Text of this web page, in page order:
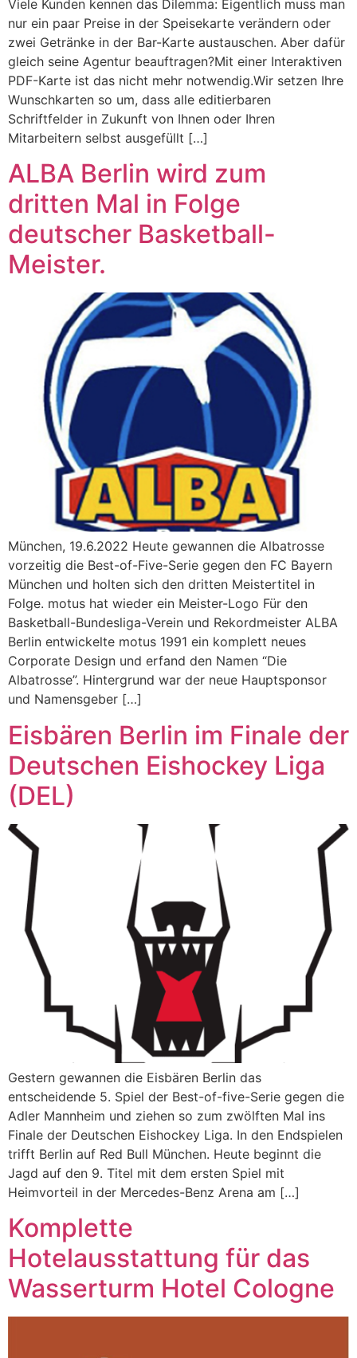
Viele Kunden kennen das Dilemma: Eigentlich muss man
nur ein paar Preise in der Speisekarte verändern oder
zwei Getränke in der Bar-Karte austauschen. Aber dafür
gleich seine Agentur beauftragen?Mit einer Interaktiven
PDF-Karte ist das nicht mehr notwendig.Wir setzen Ihre
Wunschkarten so um, dass alle editierbaren
Schriftfelder in Zukunft von Ihnen oder Ihren
Mitarbeitern selbst ausgefüllt […]
ALBA Berlin wird zum
dritten Mal in Folge
deutscher Basketball-
Meister.
München, 19.6.2022 Heute gewannen die Albatrosse
vorzeitig die Best-of-Five-Serie gegen den FC Bayern
München und holten sich den dritten Meistertitel in
Folge. motus hat wieder ein Meister-Logo Für den
Basketball-Bundesliga-Verein und Rekordmeister ALBA
Berlin entwickelte motus 1991 ein komplett neues
Corporate Design und erfand den Namen “Die
Albatrosse”. Hintergrund war der neue Hauptsponsor
und Namensgeber […]
Eisbären Berlin im Finale der
Deutschen Eishockey Liga
(DEL)
Gestern gewannen die Eisbären Berlin das
entscheidende 5. Spiel der Best-of-five-Serie gegen die
Adler Mannheim und ziehen so zum zwölften Mal ins
Finale der Deutschen Eishockey Liga. In den Endspielen
trifft Berlin auf Red Bull München. Heute beginnt die
Jagd auf den 9. Titel mit dem ersten Spiel mit
Heimvorteil in der Mercedes-Benz Arena am […]
Komplette
Hotelausstattung für das
Wasserturm Hotel Cologne